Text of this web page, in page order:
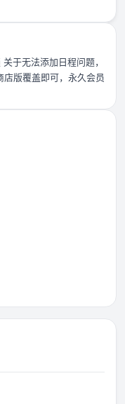
于无法添加日程问题，
版覆盖即可，永久会员